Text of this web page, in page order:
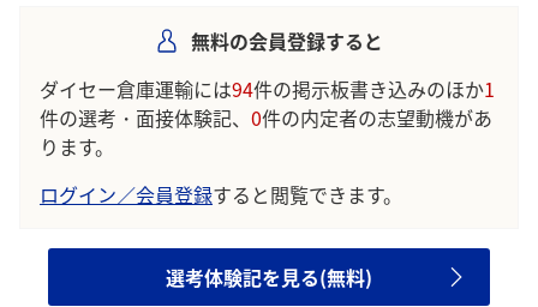
無料の会員登録すると
ダイセー倉庫運輸には94件の掲示板書き込みのほか1
件の選考・面接体験記、 0件の内定者の志望動機があ
ります。
ログイン／会員登録すると閲覧できます。
選考体験記を見る(無料)